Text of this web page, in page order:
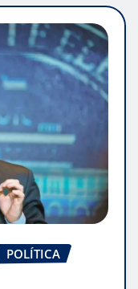
POLÍTICA